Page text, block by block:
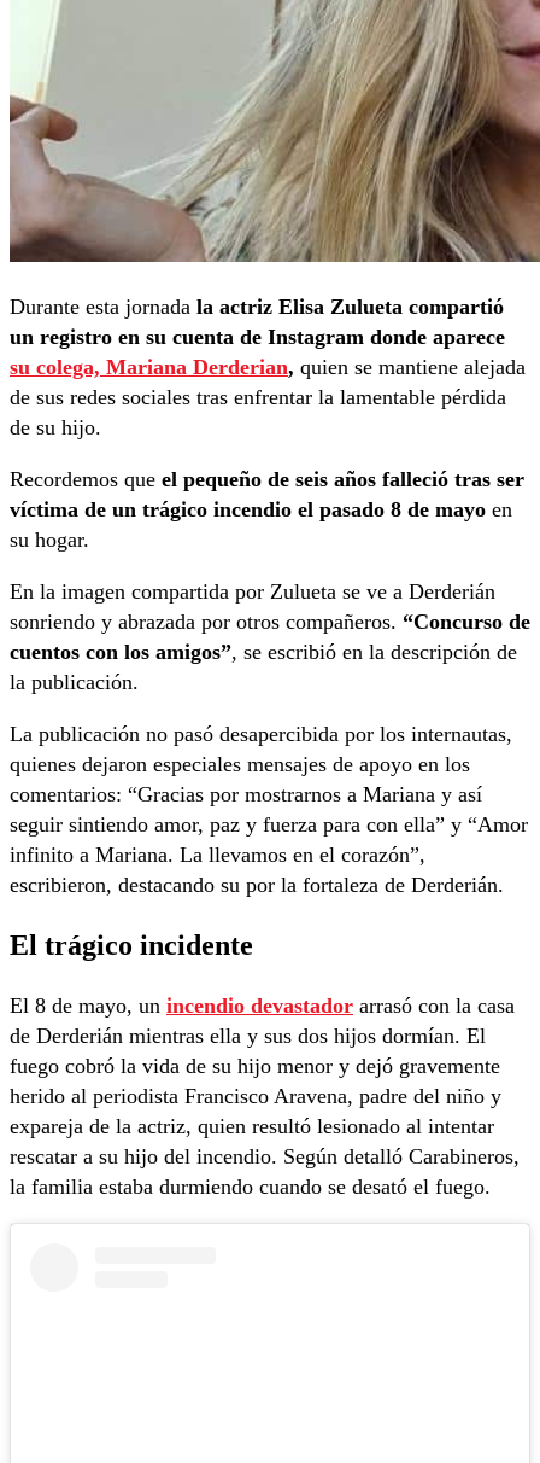
Durante esta jornada la actriz Elisa Zulueta compartió
un registro en su cuenta de Instagram donde aparece
su colega, Mariana Derderian, quien se mantiene alejada
de sus redes sociales tras enfrentar la lamentable pérdida
de su hijo.
Recordemos que el pequeño de seis años falleció tras ser
víctima de un trágico incendio el pasado 8 de mayo en
su hogar.
En la imagen compartida por Zulueta se ve a Derderián
sonriendo y abrazada por otros compañeros. “Concurso de
cuentos con los amigos”, se escribió en la descripción de
la publicación.
La publicación no pasó desapercibida por los internautas,
quienes dejaron especiales mensajes de apoyo en los
comentarios: “Gracias por mostrarnos a Mariana y así
seguir sintiendo amor, paz y fuerza para con ella” y “Amor
infinito a Mariana. La llevamos en el corazón”,
escribieron, destacando su por la fortaleza de Derderián.
El trágico incidente
El 8 de mayo, un incendio devastador arrasó con la casa
de Derderián mientras ella y sus dos hijos dormían. El
fuego cobró la vida de su hijo menor y dejó gravemente
herido al periodista Francisco Aravena, padre del niño y
expareja de la actriz, quien resultó lesionado al intentar
rescatar a su hijo del incendio. Según detalló Carabineros,
la familia estaba durmiendo cuando se desató el fuego.